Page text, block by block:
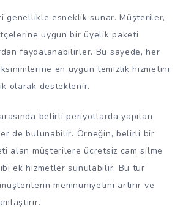
genellikle esneklik sunar. Müşteriler,
uygun bir üyelik paketi
faydalanabilirler. Bu sayede, her
en uygun temizlik hizmetini
olarak desteklenir.
belirli periyotlarda yapılan
de bulunabilir. Örneğin, belirli bir
alan müşterilere ücretsiz cam silme
ek hizmetler sunulabilir. Bu tür
memnuniyetini artırır ve